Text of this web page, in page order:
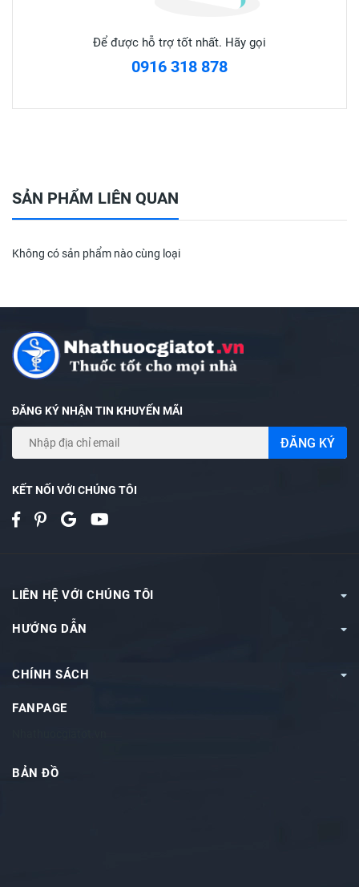
- Sản phẩm này không phải là thuốc và không có tác dụng
Nơi khô ráo thoáng mát, tránh ánh nắng chiếu trực tiếp.
#viacol #vietnat #vienngam #khongduong #giamho
#rathong #khantieng
Để được hỗ trợ tốt nhất. Hãy gọi
0916 318 878
SẢN PHẨM LIÊN QUAN
Không có sản phẩm nào cùng loại
ĐĂNG KÝ NHẬN TIN KHUYẾN MÃI
ĐĂNG KÝ
KẾT NỐI VỚI CHÚNG TÔI
LIÊN HỆ VỚI CHÚNG TÔI
HƯỚNG DẪN
CHÍNH SÁCH
FANPAGE
BẢN ĐỒ